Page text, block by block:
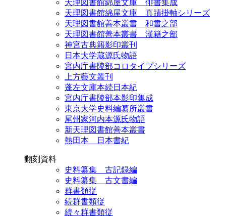
天理図書館綿屋文庫 俳書集成
天理図書館綿屋文庫 真蹟掛軸シリーズ
天理図書館善本叢書 和書之部
天理図書館善本叢書 漢籍之部
神宮古典籍影印叢刊
日本大学蔵源氏物語
宮内庁書陵部コロタイプシリーズ
上方藝文叢刊
蓬左文庫本続日本紀
宮内庁書陵部本影印集成
東京大学史料編纂所叢書
尾州家河内本源氏物語
新天理図書館善本叢書
熱田本 日本書紀
翻刻資料
史料纂集 古記録編
史料纂集 古文書編
群書類従
続群書類従
続々群書類従